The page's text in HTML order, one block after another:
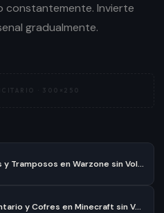
constantemente. Invierte
gradualmente.
· 300×250
Como Detectar Hackers y Tramposos en Warzone sin Volverte Loco
Como Organizar tu Inventario y Cofres en Minecraft sin Volverte Loco